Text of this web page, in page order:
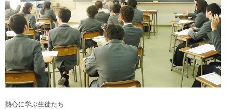
熱心に学ぶ生徒たち